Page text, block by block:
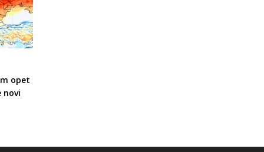
opet
novi